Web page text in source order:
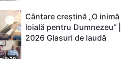
Cântare creștină „O inimă
loială pentru Dumnezeu” |
2026 Glasuri de laudă